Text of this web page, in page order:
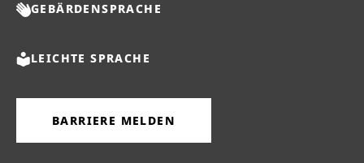
GEBÄRDENSPRACHE
LEICHTE SPRACHE
BARRIERE MELDEN